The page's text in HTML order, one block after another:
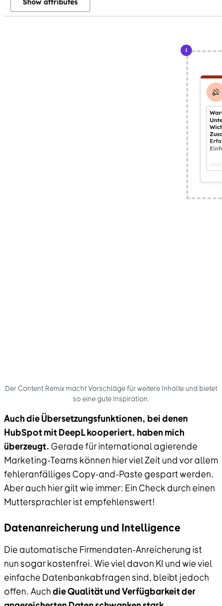
Der Content Remix macht Vorschläge für weitere Inhalte und bietet
so eine gute Inspiration.
Auch die Übersetzungsfunktionen, bei denen
HubSpot mit DeepL kooperiert, haben mich
überzeugt. Gerade für international agierende
Marketing-Teams können hier viel Zeit und vor allem
fehleranfälliges Copy-and-Paste gespart werden.
Aber auch hier gilt wie immer: Ein Check durch einen
Muttersprachler ist empfehlenswert!
Datenanreicherung und Intelligence
Die automatische Firmendaten-Anreicherung ist
nun sogar kostenfrei. Wie viel davon KI und wie viel
einfache Datenbankabfragen sind, bleibt jedoch
offen. Auchdie Qualität und Verfügbarkeit der